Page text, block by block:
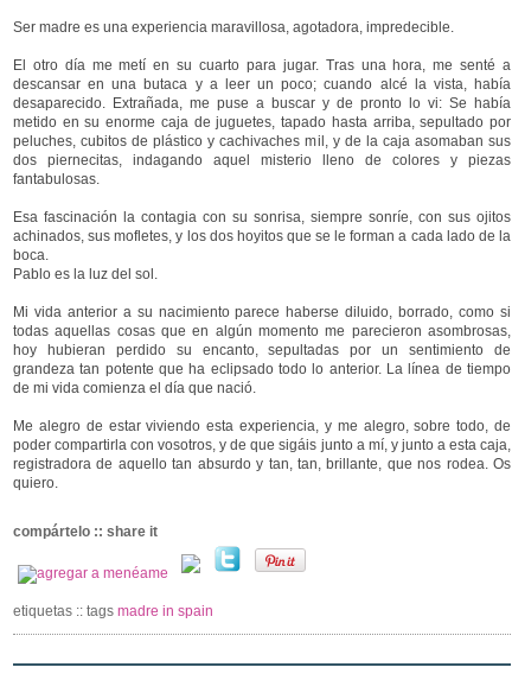
Ser madre es una experiencia maravillosa, agotadora, impredecible.
El otro día me metí en su cuarto para jugar. Tras una hora, me senté a
descansar en una butaca y a leer un poco; cuando alcé la vista, había
desaparecido. Extrañada, me puse a buscar y de pronto lo vi: Se había
metido en su enorme caja de juguetes, tapado hasta arriba, sepultado por
peluches, cubitos de plástico y cachivaches mil, y de la caja asomaban sus
dos piernecitas, indagando aquel misterio lleno de colores y piezas
fantabulosas.
Esa fascinación la contagia con su sonrisa, siempre sonríe, con sus ojitos
achinados, sus mofletes, y los dos hoyitos que se le forman a cada lado de la
boca.
Pablo es la luz del sol.
Mi vida anterior a su nacimiento parece haberse diluido, borrado, como si
todas aquellas cosas que en algún momento me parecieron asombrosas,
hoy hubieran perdido su encanto, sepultadas por un sentimiento de
grandeza tan potente que ha eclipsado todo lo anterior. La línea de tiempo
de mi vida comienza el día que nació.
Me alegro de estar viviendo esta experiencia, y me alegro, sobre todo, de
poder compartirla con vosotros, y de que sigáis junto a mí, y junto a esta caja,
registradora de aquello tan absurdo y tan, tan, brillante, que nos rodea. Os
quiero.
compártelo :: share it
etiquetas :: tags madre in spain